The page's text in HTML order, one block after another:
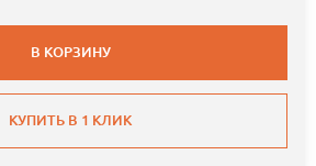
В КОРЗИНУ
КУПИТЬ В 1 КЛИК